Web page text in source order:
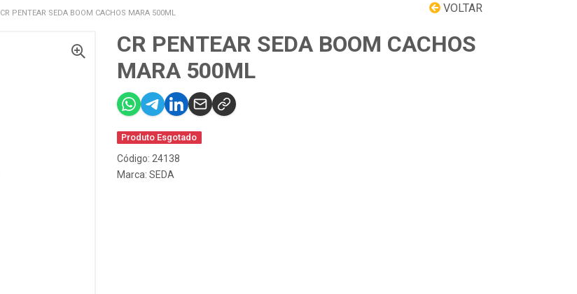
VOLTAR
CR PENTEAR SEDA BOOM CACHOS MARA 500ML
CR PENTEAR SEDA BOOM CACHOS
MARA 500ML
Produto Esgotado
Código: 24138
Marca: SEDA